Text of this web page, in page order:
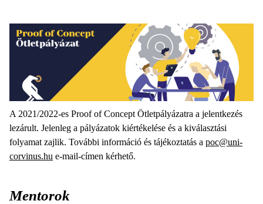
A 2021/2022-es Proof of Concept Ötletpályázatra a jelentkezés
lezárult. Jelenleg a pályázatok kiértékelése és a kiválasztási
folyamat zajlik. További információ és tájékoztatás a poc@uni-
corvinus.hu e-mail-címen kérhető.
Mentorok